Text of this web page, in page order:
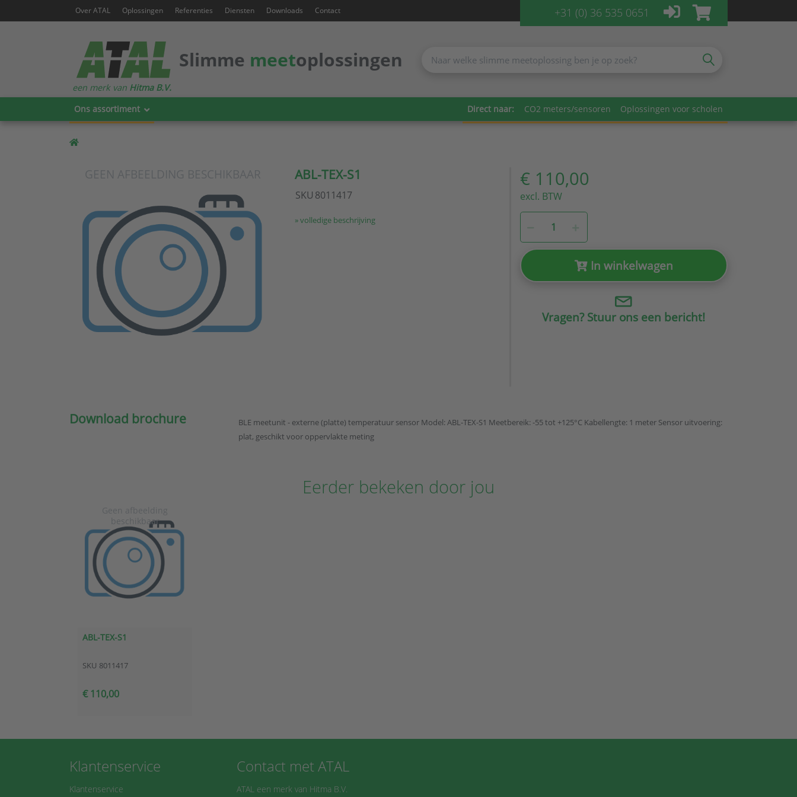
Over ATAL Oplossingen Referenties Diensten Downloads Contact +31 (0) 36 535 0651
Slimme meetoplossingen
Ons assortiment Direct naar: CO2 meters/sensoren Oplossingen voor scholen
een merk van Hitma B.V.
ABL-TEX-S1
SKU 8011417
» volledige beschrijving
€ 110,00
excl. BTW
In winkelwagen
Vragen? Stuur ons een bericht!
Download brochure
BLE meetunit - externe (platte) temperatuur sensor Model: ABL-TEX-S1 Meetbereik: -55 tot +125°C Kabellengte: 1 meter Sensor uitvoering:
plat, geschikt voor oppervlakte meting
Eerder bekeken door jou
ABL-TEX-S1
SKU 8011417
€ 110,00
Klantenservice
Klantenservice
Contact met ATAL
ATAL een merk van Hitma B.V.